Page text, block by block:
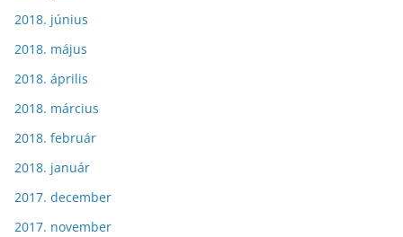
2018. június
2018. május
2018. április
2018. március
2018. február
2018. január
2017. december
2017. november